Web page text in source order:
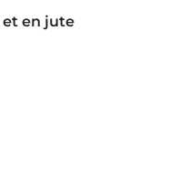
et en jute